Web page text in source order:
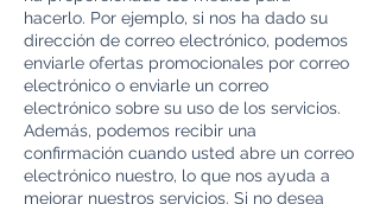
hacerlo. Por ejemplo, si nos ha dado su
dirección de correo electrónico, podemos
enviarle ofertas promocionales por correo
electrónico o enviarle un correo
electrónico sobre su uso de los servicios.
Además, podemos recibir una
confirmación cuando usted abre un correo
electrónico nuestro, lo que nos ayuda a
mejorar nuestros servicios. Si no desea